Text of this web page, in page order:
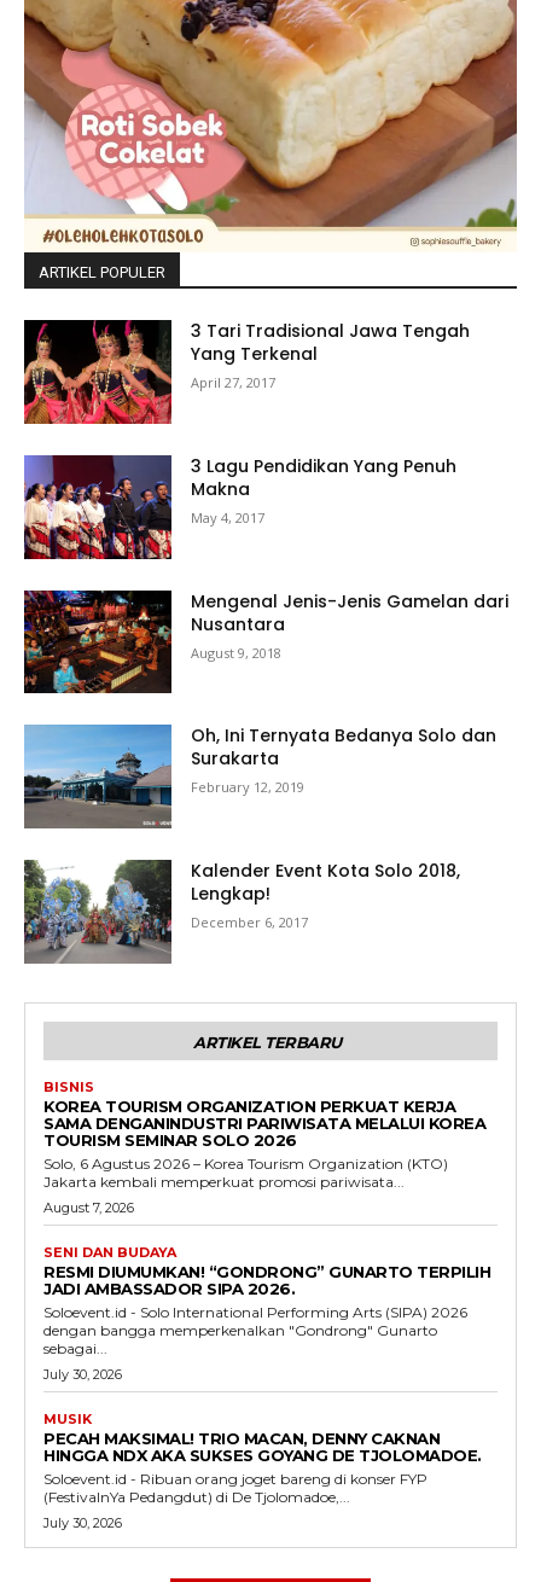
ARTIKEL POPULER
3 Tari Tradisional Jawa Tengah
Yang Terkenal
April 27, 2017
3 Lagu Pendidikan Yang Penuh
Makna
May 4, 2017
Mengenal Jenis-Jenis Gamelan dari
Nusantara
August 9, 2018
Oh, Ini Ternyata Bedanya Solo dan
Surakarta
February 12, 2019
Kalender Event Kota Solo 2018,
Lengkap!
December 6, 2017
ARTIKEL TERBARU
BISNIS
KOREA TOURISM ORGANIZATION PERKUAT KERJA
SAMA DENGANINDUSTRI PARIWISATA MELALUI KOREA
TOURISM SEMINAR SOLO 2026
Solo, 6 Agustus 2026 – Korea Tourism Organization (KTO)
Jakarta kembali memperkuat promosi pariwisata...
August 7, 2026
SENI DAN BUDAYA
RESMI DIUMUMKAN! “GONDRONG” GUNARTO TERPILIH
JADI AMBASSADOR SIPA 2026.
Soloevent.id - Solo International Performing Arts (SIPA) 2026
dengan bangga memperkenalkan "Gondrong" Gunarto
sebagai...
July 30, 2026
MUSIK
PECAH MAKSIMAL! TRIO MACAN, DENNY CAKNAN
HINGGA NDX AKA SUKSES GOYANG DE TJOLOMADOE.
Soloevent.id - Ribuan orang joget bareng di konser FYP
(FestivalnYa Pedangdut) di De Tjolomadoe,...
July 30, 2026